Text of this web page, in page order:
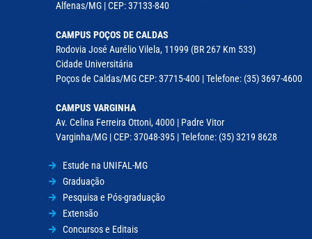
Alfenas/MG | CEP: 37133-840
CAMPUS POÇOS DE CALDAS
Rodovia José Aurélio Vilela, 11999 (BR 267 Km 533)
Cidade Universitária
Poços de Caldas/MG CEP: 37715-400 | Telefone: (35) 3697-4600
CAMPUS VARGINHA
Av. Celina Ferreira Ottoni, 4000 | Padre Vitor
Varginha/MG | CEP: 37048-395 | Telefone: (35) 3219 8628
Estude na UNIFAL-MG
Graduação
Pesquisa e Pós-graduação
Extensão
Concursos e Editais